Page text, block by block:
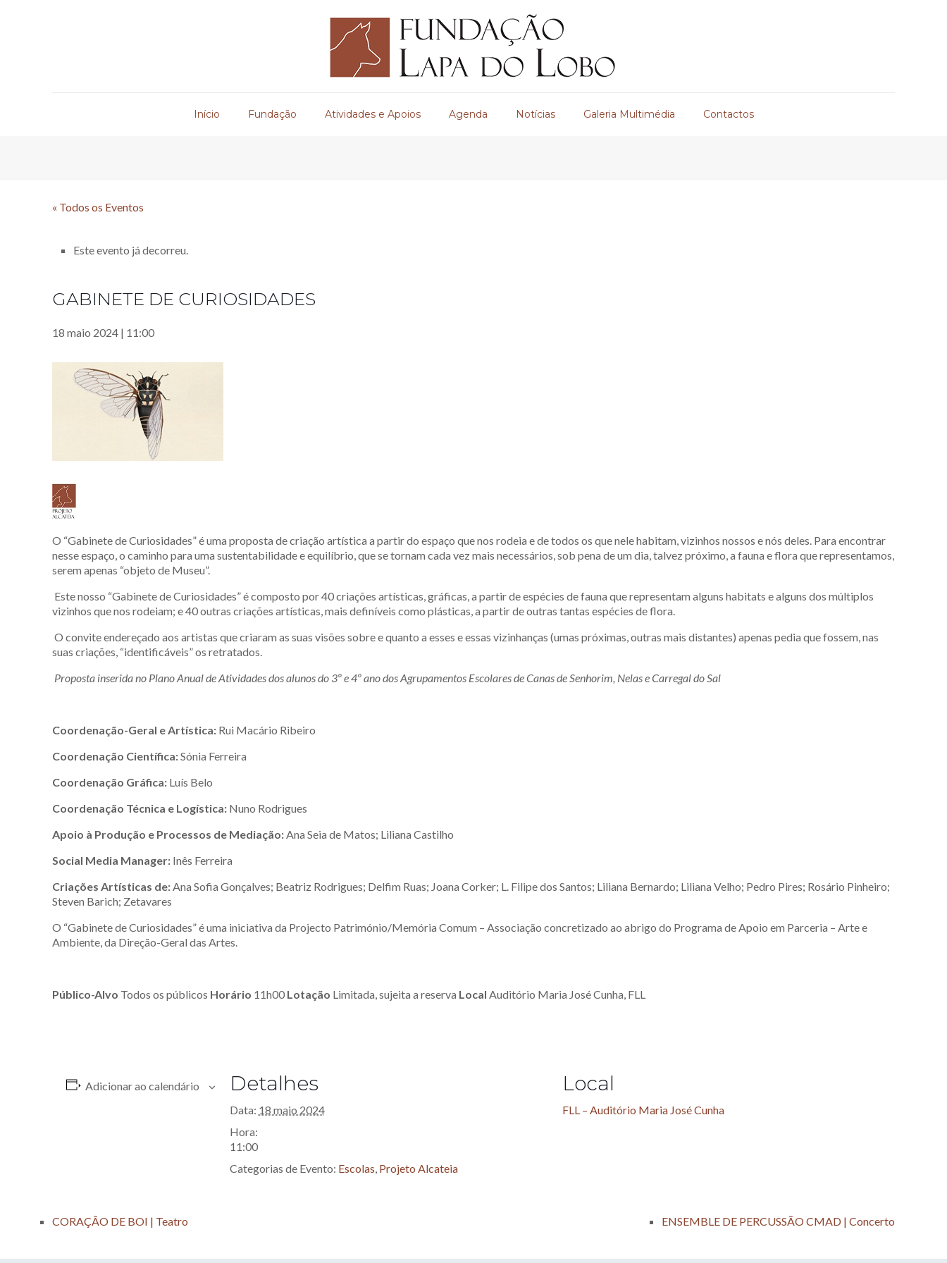
Início Fundação Atividades e Apoios Agenda Notícias Galeria Multimédia Contactos
« Todos os Eventos
Este evento já decorreu.
GABINETE DE CURIOSIDADES
18 maio 2024 | 11:00
O “Gabinete de Curiosidades” é uma proposta de criação artística a partir do espaço que nos rodeia e de todos os que nele habitam, vizinhos nossos e nós deles. Para encontrar
nesse espaço, o caminho para uma sustentabilidade e equilíbrio, que se tornam cada vez mais necessários, sob pena de um dia, talvez próximo, a fauna e flora que representamos,
serem apenas “objeto de Museu”.
Este nosso “Gabinete de Curiosidades” é composto por 40 criações artísticas, gráficas, a partir de espécies de fauna que representam alguns habitats e alguns dos múltiplos
vizinhos que nos rodeiam; e 40 outras criações artísticas, mais definíveis como plásticas, a partir de outras tantas espécies de flora.
O convite endereçado aos artistas que criaram as suas visões sobre e quanto a esses e essas vizinhanças (umas próximas, outras mais distantes) apenas pedia que fossem, nas
suas criações, “identificáveis” os retratados.
Proposta inserida no Plano Anual de Atividades dos alunos do 3º e 4º ano dos Agrupamentos Escolares de Canas de Senhorim, Nelas e Carregal do Sal
Coordenação-Geral e Artística: Rui Macário Ribeiro
Coordenação Científica:Sónia Ferreira
Coordenação Gráfica: Luís Belo
Coordenação Técnica e Logística: Nuno Rodrigues
Apoio à Produção e Processos de Mediação:Ana Seia de Matos; Liliana Castilho
Social Media Manager: Inês Ferreira
Criações Artísticas de:Ana Sofia Gonçalves; Beatriz Rodrigues; Delfim Ruas; Joana Corker; L. Filipe dos Santos; Liliana Bernardo; Liliana Velho; Pedro Pires; Rosário Pinheiro;
Steven Barich; Zetavares
O “Gabinete de Curiosidades”é uma iniciativa da Projecto Património/Memória Comum – Associação concretizado ao abrigo do Programa de Apoio em Parceria – Arte e
Ambiente, da Direção-Geral das Artes.
Público-Alvo Todos os públicos Horário 11h00 Lotação Limitada, sujeita a reserva Local Auditório Maria José Cunha, FLL
Adicionar ao calendário Detalhes
Data: 18 maio 2024
Hora:
11:00
Categorias de Evento: Escolas, Projeto Alcateia
Local
FLL – Auditório Maria José Cunha
CORAÇÃO DE BOI | Teatro ENSEMBLE DE PERCUSSÃO CMAD | Concerto